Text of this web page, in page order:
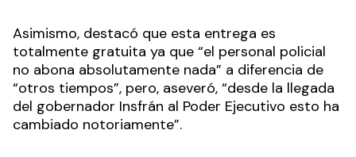
Asimismo, destacó que esta entrega es
totalmente gratuita ya que “el personal policial
no abona absolutamente nada” a diferencia de
“otros tiempos”, pero, aseveró, “desde la llegada
del gobernador Insfrán al Poder Ejecutivo esto ha
cambiado notoriamente”.